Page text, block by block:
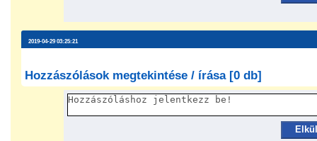
2019-04-29 03:25:21
Hozzászólások megtekintése / írása [0 db]